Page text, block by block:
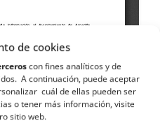
de cookies
con fines analíticos y de
A continuación, puede aceptar
cuál de ellas pueden ser
o tener más información, visite
sitio web.